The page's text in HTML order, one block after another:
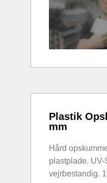
Plastik
mm
Hård
plastplade. UV-
vejrbestandig.